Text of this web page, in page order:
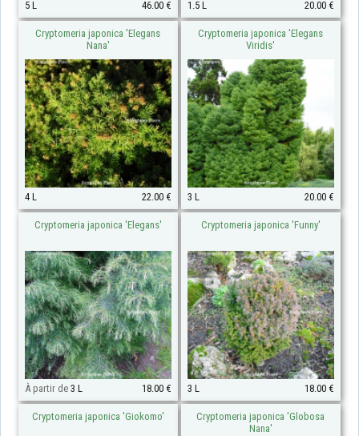
5 L 46.00 € 1.5 L 20.00 €
Cryptomeria japonica 'Elegans
Nana'
4 L 22.00 €
Cryptomeria japonica 'Elegans
Viridis'
3 L 20.00 €
Cryptomeria japonica 'Elegans'
À partir de 3 L 18.00 €
Cryptomeria japonica 'Funny'
3 L 18.00 €
Cryptomeria japonica 'Giokomo'
Cryptomeria japonica 'Globosa
Nana'